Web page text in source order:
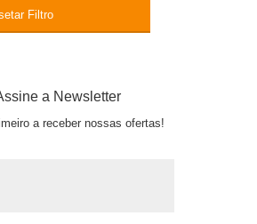
Filtro
a Newsletter
a receber nossas ofertas!